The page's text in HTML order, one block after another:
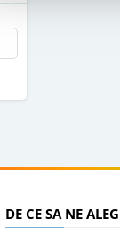
DE CE SA NE